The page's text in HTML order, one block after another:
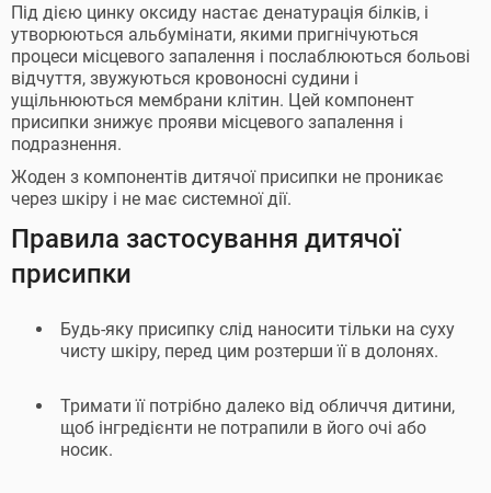
Під дією цинку оксиду настає денатурація білків, і
утворюються альбумінати, якими пригнічуються
процеси місцевого запалення і послаблюються больові
відчуття, звужуються кровоносні судини і
ущільнюються мембрани клітин. Цей компонент
присипки знижує прояви місцевого запалення і
подразнення.
Жоден з компонентів дитячої присипки не проникає
через шкіру і не має системної дії.
Правила застосування дитячої
присипки
Будь-яку присипку слід наносити тільки на суху
чисту шкіру, перед цим розтерши її в долонях.
Тримати її потрібно далеко від обличчя дитини,
щоб інгредієнти не потрапили в його очі або
носик.